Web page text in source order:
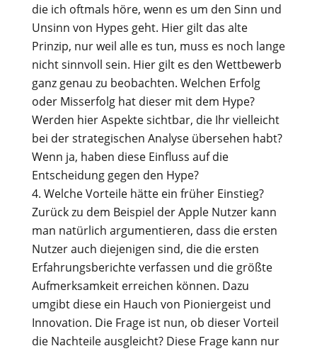
die ich oftmals höre, wenn es um den Sinn und
Unsinn von Hypes geht. Hier gilt das alte
Prinzip, nur weil alle es tun, muss es noch lange
nicht sinnvoll sein. Hier gilt es den Wettbewerb
ganz genau zu beobachten. Welchen Erfolg
oder Misserfolg hat dieser mit dem Hype?
Werden hier Aspekte sichtbar, die Ihr vielleicht
bei der strategischen Analyse übersehen habt?
Wenn ja, haben diese Einfluss auf die
Entscheidung gegen den Hype?
Welche Vorteile hätte ein früher Einstieg?
Zurück zu dem Beispiel der Apple Nutzer kann
man natürlich argumentieren, dass die ersten
Nutzer auch diejenigen sind, die die ersten
Erfahrungsberichte verfassen und die größte
Aufmerksamkeit erreichen können. Dazu
umgibt diese ein Hauch von Pioniergeist und
Innovation. Die Frage ist nun, ob dieser Vorteil
die Nachteile ausgleicht? Diese Frage kann nur